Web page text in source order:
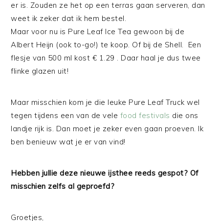
er is. Zouden ze het op een terras gaan serveren, dan
weet ik zeker dat ik hem bestel.
Maar voor nu is Pure Leaf Ice Tea gewoon bij de
Albert Heijn (ook to-go!) te koop. Of bij de Shell. Een
flesje van 500 ml kost € 1.29 . Daar haal je dus twee
flinke glazen uit!
Maar misschien kom je die leuke Pure Leaf Truck wel
tegen tijdens een van de vele food festivals die ons
landje rijk is. Dan moet je zeker even gaan proeven. Ik
ben benieuw wat je er van vind!
Hebben jullie deze nieuwe ijsthee reeds gespot? Of
misschien zelfs al geproefd?
Groetjes,